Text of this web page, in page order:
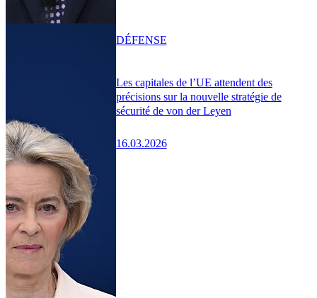
Les capitales de l’UE attendent des
précisions sur la nouvelle stratégie de
sécurité de von der Leyen
16.03.2026
DÉFENSE